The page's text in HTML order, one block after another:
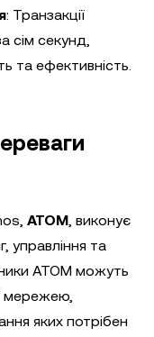
: Транзакції
сім секунд,
та ефективність.
ATOM, виконує
управління та
ATOM можуть
мережею,
яких потрібен